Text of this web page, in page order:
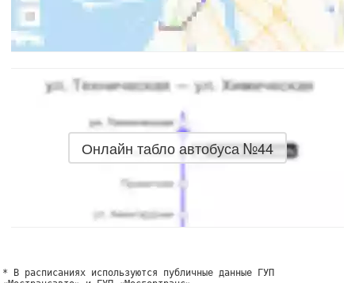
Онлайн табло автобуса №44
* В расписаниях используются публичные данные ГУП